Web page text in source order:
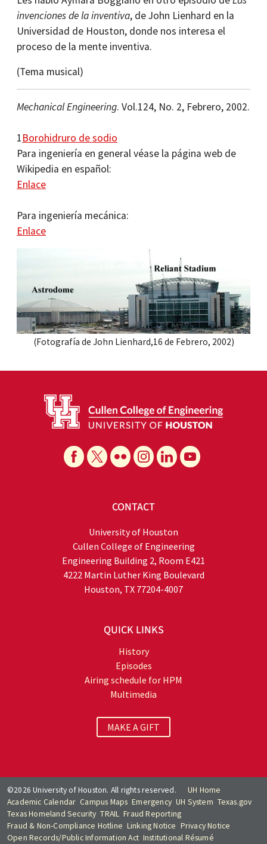
invenciones de la inventiva, de John Lienhard en la
Universidad de Houston, donde nos interesa el
proceso de la mente inventiva.
(Tema musical)
Mechanical Engineering. Vol.124, No. 2, Febrero, 2002.
1Borohidruro de sodio
Para ingeniería en general véase la página web de
Wikipedia en español:
Enlace
Para ingeniería mecánica:
Enlace
(Fotografía de John Lienhard,16 de Febrero, 2002)
CONTACT
University of Houston
Cullen College of Engineering
Engineering Building 2, Room E421
4222 Martin Luther King Boulevard
Houston, TX 77204-4007
QUICK LINKS
History
Episodes
Airing schedule for HPM
Multimedia
MAKE A GIFT
©2026 University of Houston. All rights reserved.
UH Home
Academic Calendar Campus Maps Emergency UH System Texas.gov
Texas Homeland Security TRAIL Fraud Reporting
Fraud & Non-Compliance Hotline Linking Notice Privacy Notice
Open Records/Public Information Act Institutional Résumé